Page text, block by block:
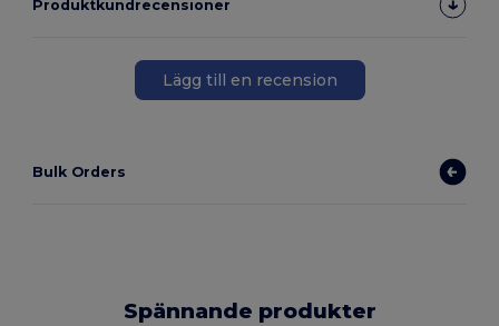
Produktkundrecensioner
Lägg till en recension
Bulk Orders
Spännande produkter